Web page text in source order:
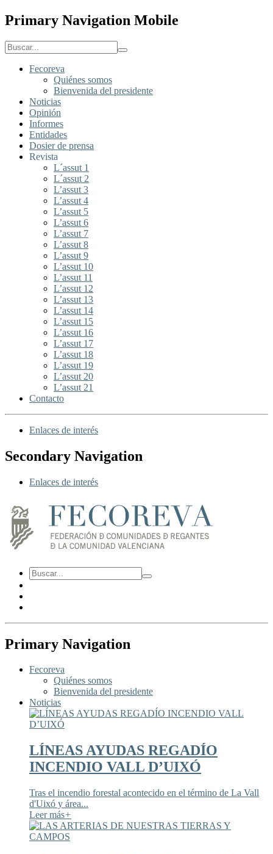
Primary Navigation Mobile
Fecoreva
Quiénes somos
Bienvenida del presidente
Noticias
Opinión
Informes
Entidades
Dosier de prensa
Revista
L´assut 1
L´assut 2
L’assut 3
L’assut 4
L’assut 5
L’assut 6
L’assut 7
L’assut 8
L’assut 9
L’assut 10
L’assut 11
L’assut 12
L’assut 13
L’assut 14
L’assut 15
L’assut 16
L’assut 17
L’assut 18
L’assut 19
L’assut 20
L’assut 21
Contacto
Enlaces de interés
Secondary Navigation
Enlaces de interés
Primary Navigation
Fecoreva
Quiénes somos
Bienvenida del presidente
Noticias
LÍNEAS AYUDAS REGADÍO
INCENDIO VALL D’UIXÓ
Tras el incendio forestal acontecido en el término de La Vall
d'Uixó y área...
Leer más+